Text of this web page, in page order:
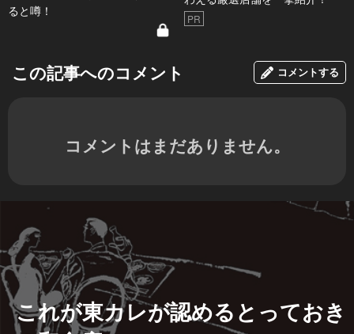
ると噂！
PR
この記事へのコメント コメントする
コメントはまだありません。
これが東カレが認めるとっておき